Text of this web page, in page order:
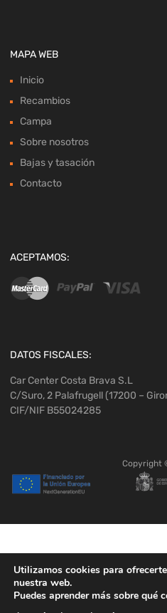
MAPA WEB
Inicio
Recambios
Campa
Sobre nosotros
Bajas y tasación
Contacto
ACEPTAMOS:
DATOS FISCALES:
Car Center Costa Brava S.L
C/Suro, 2 Palafrugell (17200 –
CIF/NIF B55024285
Copyright
Utilizamos cookies para
nuestra web.
Puedes aprender más sobre qué